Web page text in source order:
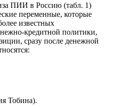
ПИИ в Россию (табл. 1)
переменные, которые
известных
кредитной политики,
сразу после денежной
Тобина).